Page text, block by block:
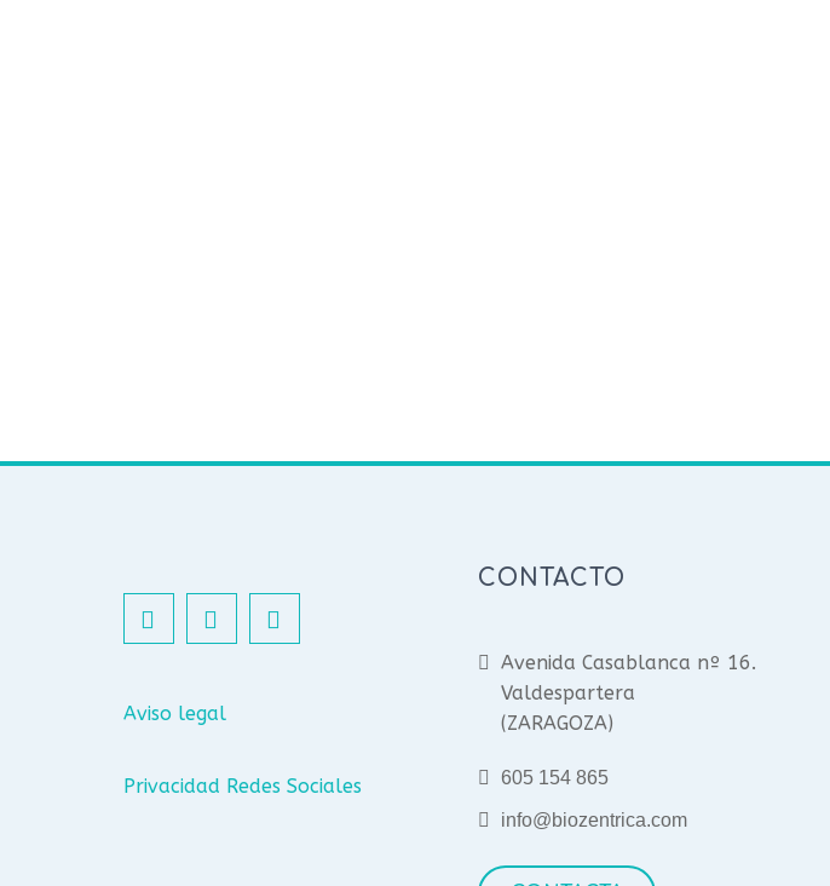
Aviso legal
Privacidad Redes Sociales
CONTACTO
Avenida Casablanca nº 16.
Valdespartera
(ZARAGOZA)
605 154 865
info@biozentrica.com